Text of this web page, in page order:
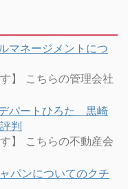
マネージメントにつ
】 こちらの管理会社
デパートひろた 黒崎
判
】 こちらの不動産会
パンについてのクチ